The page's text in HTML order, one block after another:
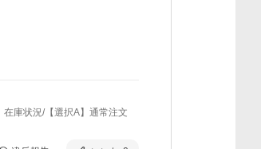
庫状況/【選択A】通常注文